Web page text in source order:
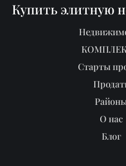
Купить элитную
Старты
О нас
Блог